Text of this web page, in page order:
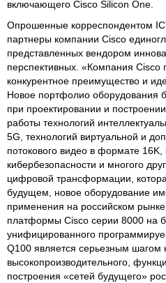
включающего Cisco Silicon One.
Опрошенные корреспондентом
партнеры компании Cisco
представленных вендором
перспективных. «Компания Cisco
конкурентное преимущество и
Новое портфолио оборудования
при проектировании и
работы технологий
5G, технологий виртуальной и
потокового видео в формате 16K,
кибербезопасности и многого
цифровой трансформации,
будущем, новое оборудование
применения на российском
платформы Cisco серии 8000 на
унифицированного
Q100 является серьезным шагом
высокопроизводительного,
построения «сетей будущего»